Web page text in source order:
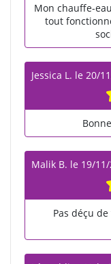
Mon chauffe-
tout
Jessica L. le 20/
Malik B. le 19/
Pas déçu